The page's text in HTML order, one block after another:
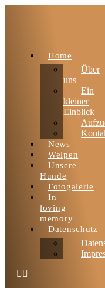
Home
Über
uns
Ein
kleiner
Einblick
News
Welpen
Unsere
Hunde
Fotogalerie
In
loving
memory
Datenschutz